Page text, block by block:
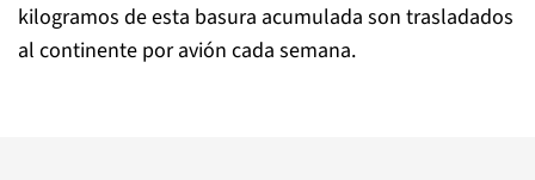
kilogramos de esta basura acumulada son trasladados
al continente por avión cada semana.